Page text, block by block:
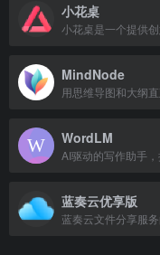
小花桌
MindNode
WordLM
蓝奏云优享版